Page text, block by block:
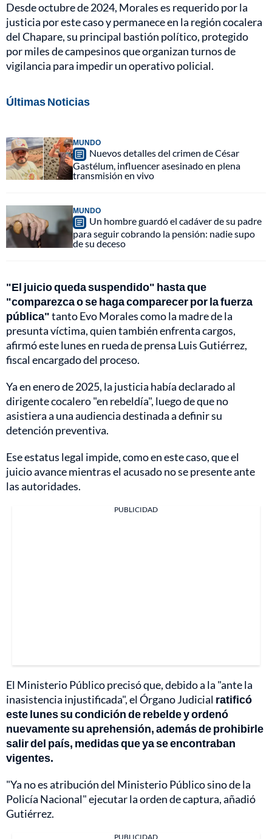
Desde octubre de 2024, Morales es requerido por la
justicia por este caso y permanece en la región cocalera
del Chapare, su principal bastión político, protegido
por miles de campesinos que organizan turnos de
vigilancia para impedir un operativo policial.
Últimas Noticias
MUNDO
Nuevos detalles del crimen de César
Gastélum, influencer asesinado en plena
transmisión en vivo
MUNDO
Un hombre guardó el cadáver de su padre
para seguir cobrando la pensión: nadie supo
de su deceso
"El juicio queda suspendido" hasta que
"comparezca o se haga comparecer por la fuerza
pública"tanto Evo Morales como la madre de la
presunta víctima, quien también enfrenta cargos,
afirmó este lunes en rueda de prensa Luis Gutiérrez,
fiscal encargado del proceso.
Ya en enero de 2025, la justicia había declarado al
dirigente cocalero "en rebeldía", luego de que no
asistiera a una audiencia destinada a definir su
detención preventiva.
Ese estatus legal impide, como en este caso, que el
juicio avance mientras el acusado no se presente ante
las autoridades.
PUBLICIDAD
El Ministerio Público precisó que, debido a la "ante la
inasistencia injustificada", el Órgano Judicial ratificó
este lunes su condición de rebelde y ordenó
nuevamente su aprehensión, además de prohibirle
salir del país, medidas que ya se encontraban
vigentes.
"Ya no es atribución del Ministerio Público sino de la
Policía Nacional" ejecutar la orden de captura, añadió
Gutiérrez.
PUBLICIDAD